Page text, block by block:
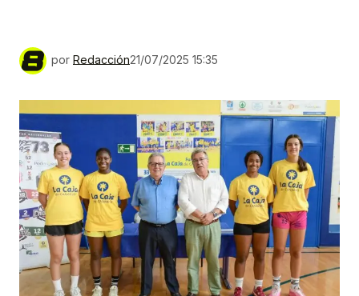
por Redacción21/07/2025 15:35